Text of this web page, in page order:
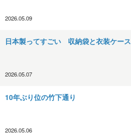
2026.05.09
日本製ってすごい 収納袋と衣装ケース
2026.05.07
10年ぶり位の竹下通り
2026.05.06